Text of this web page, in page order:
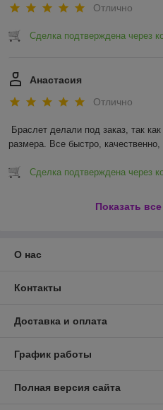
Отлично
Сделка подтверждена через
Анастасия
Отлично
Браслет делали под заказ, так
размера. Все быстро, качественно,
Сделка подтверждена через
Показать
О нас
Контакты
Доставка и оплата
График работы
Полная версия сайта